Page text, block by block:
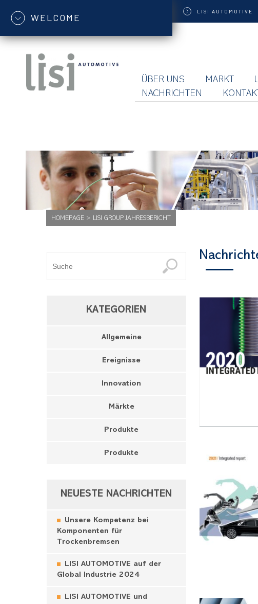
WELCOME
LISI AUTOMOTIVE
ÜBER UNS MARKT
NACHRICHTEN
HOMEPAGE> LISI GROUP JAHRESBERICHT
KATEGORIEN
Allgemeine
Ereignisse
Innovation
Märkte
Produkte
Produkte
NEUESTE NACHRICHTEN
Unsere Kompetenz bei
Komponenten für
Trockenbremsen
LISI AUTOMOTIVE auf der
Global Industrie 2024
LISI AUTOMOTIVE und